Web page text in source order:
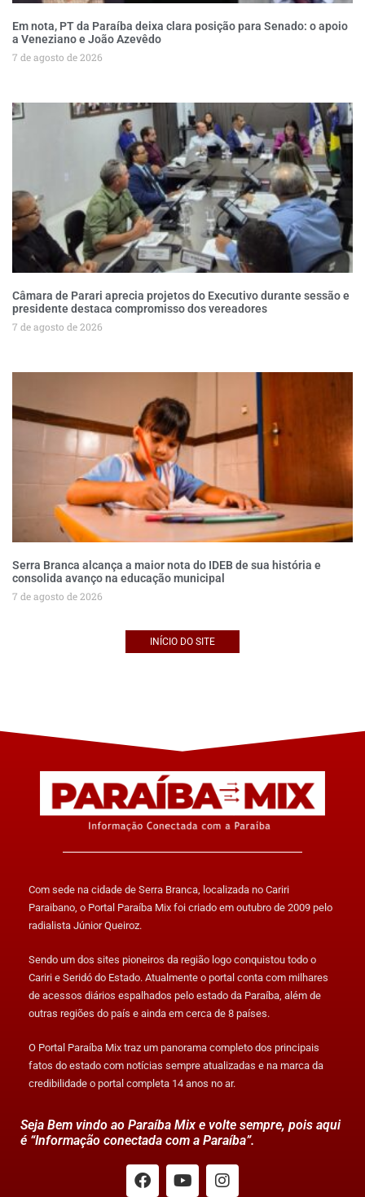
Em nota, PT da Paraíba deixa clara posição para Senado: o apoio
a Veneziano e João Azevêdo
7 de agosto de 2026
Câmara de Parari aprecia projetos do Executivo durante sessão e
presidente destaca compromisso dos vereadores
7 de agosto de 2026
Serra Branca alcança a maior nota do IDEB de sua história e
consolida avanço na educação municipal
7 de agosto de 2026
INÍCIO DO SITE
Com sede na cidade de Serra Branca, localizada no Cariri
Paraibano, o Portal Paraíba Mix foi criado em outubro de 2009 pelo
radialista Júnior Queiroz.
Sendo um dos sites pioneiros da região logo conquistou todo o
Cariri e Seridó do Estado. Atualmente o portal conta com milhares
de acessos diários espalhados pelo estado da Paraíba, além de
outras regiões do país e ainda em cerca de 8 países.
O Portal Paraíba Mix traz um panorama completo dos principais
fatos do estado com notícias sempre atualizadas e na marca da
credibilidade o portal completa 14 anos no ar.
Seja Bem vindo ao Paraíba Mix e volte sempre, pois aqui
é “Informação conectada com a Paraíba”.